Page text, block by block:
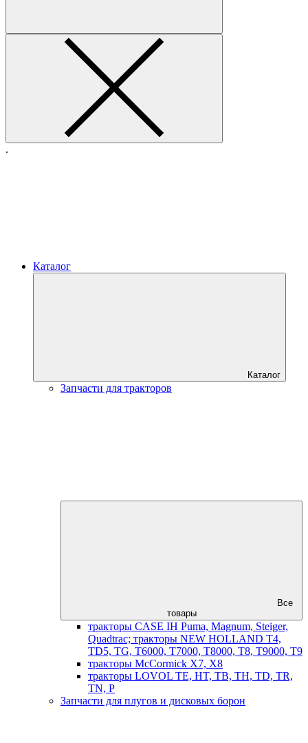
.
Каталог
Каталог
Запчасти для тракторов
Все
товары
тракторы CASE IH Puma, Magnum, Steiger,
Quadtrac; тракторы NEW HOLLAND T4,
TD5, TG, T6000, T7000, T8000, T8, T9000, T9
тракторы McCormick X7, X8
тракторы LOVOL TE, HT, TB, TH, TD, TR,
TN, P
Запчасти для плугов и дисковых борон